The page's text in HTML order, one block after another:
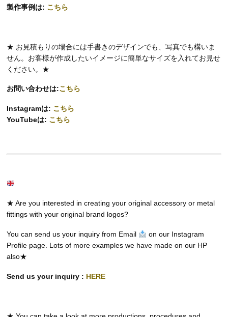
製作事例は: こちら
★ お見積もりの場合には手書きのデザインでも、写真でも構いま
せん。お客様が作成したいイメージに簡単なサイズを入れてお見せ
ください。★
お問い合わせは:こちら
Instagramは: こちら
YouTubeは: こちら
★ Are you interested in creating your original accessory or metal
fittings with your original brand logos?
You can send us your inquiry from Email
on our Instagram
Profile page. Lots of more examples we have made on our HP
also★
Send us your inquiry : HERE